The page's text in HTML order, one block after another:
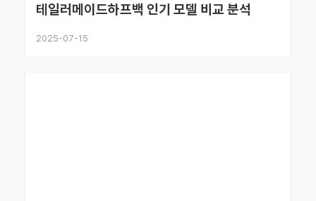
테일러메이드하프백 인기 모델 비교 분석
2025-07-15